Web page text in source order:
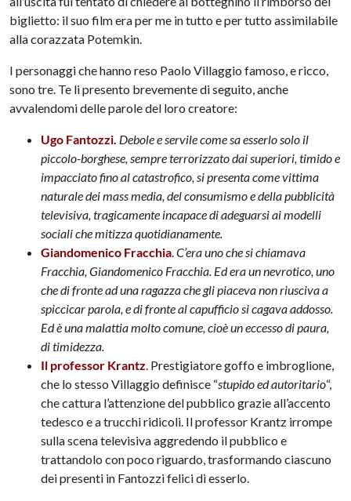
biglietto: il suo film era per me in tutto e per tutto assimilabile
alla corazzata Potemkin.
I personaggi che hanno reso Paolo Villaggio famoso, e ricco,
sono tre. Te li presento brevemente di seguito, anche
avvalendomi delle parole del loro creatore:
Ugo Fantozzi. Debole e servile come sa esserlo solo il
piccolo-borghese, sempre terrorizzato dai superiori, timido e
impacciato fino al catastrofico, si presenta come vittima
naturale dei mass media, del consumismo e della pubblicità
televisiva, tragicamente incapace di adeguarsi ai modelli
sociali che mitizza quotidianamente.
Giandomenico Fracchia.C’era uno che si chiamava
Fracchia, Giandomenico Fracchia. Ed era un nevrotico, uno
che di fronte ad una ragazza che gli piaceva non riusciva a
spiccicar parola, e di fronte al capufficio si cagava addosso.
Ed è una malattia molto comune, cioè un eccesso di paura,
di timidezza.
Il professor Krantz. Prestigiatore goffo e imbroglione,
che lo stesso Villaggio definisce “stupido ed autoritario“,
che cattura l’attenzione del pubblico grazie all’accento
tedesco e a trucchi ridicoli. Il professor Krantz irrompe
sulla scena televisiva aggredendo il pubblico e
trattandolo con poco riguardo, trasformando ciascuno
dei presenti in Fantozzi felici di esserlo.